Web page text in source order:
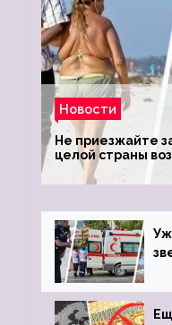
Новости
Не приезжайте
целой страны
туристки
обзавестись